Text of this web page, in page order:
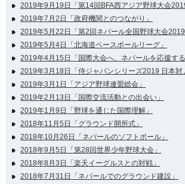
2019年9月19日「第14回BFA西アジア野球大会
2019年7月2日「政府機関とのつながり」
2019年5月22日「第2回ネパール全国野球大会2019
2019年5月4日「北海道ベースボールリーグ」
2019年4月15日「国際大会へ、ネパールを応援する
2019年3月18日「侍ジャパンシリーズ2019 日本対
2019年3月1日「アジア野球連盟総会」
2019年2月13日「国際交流活動との出会い」
2019年1月9日「野球を通じた国際理解」
2018年11月5日「グラウンド開所式」
2018年10月26日「ネパールのソフトボール」
2018年9月5日「第28回世界少年野球大会」
2018年8月3日「楽天イーグルスとの対戦」
2018年7月31日「ネパールでのグラウンド建設」